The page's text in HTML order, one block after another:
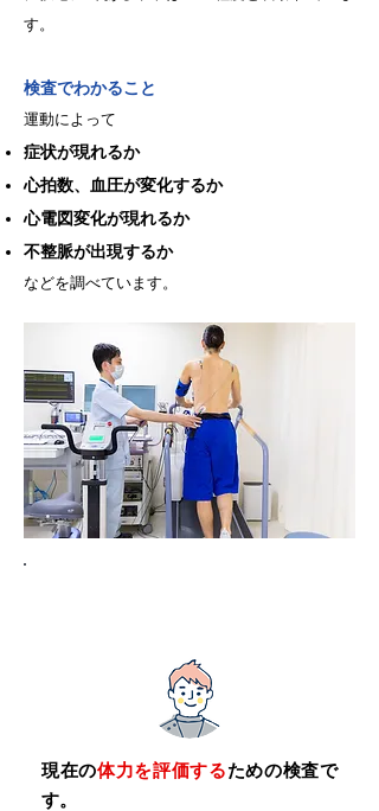
す。
検査でわかること
運動によって
症状が現れるか
心拍数、血圧が変化するか
心電図変化が現れるか
不整脈が出現するか
などを調べています。
現在の体力を評価するための検査で
す。